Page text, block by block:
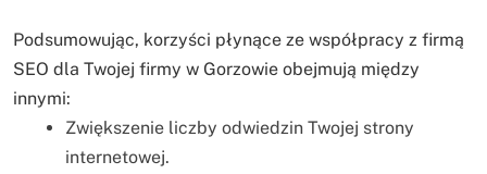
Podsumowując, korzyści płynące ze współpracy z firmą
SEO dla Twojej firmy w Gorzowie obejmują między
innymi:
Zwiększenie liczby odwiedzin Twojej strony
internetowej.